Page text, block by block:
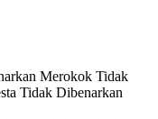
Merokok Tidak
Tidak Dibenarkan